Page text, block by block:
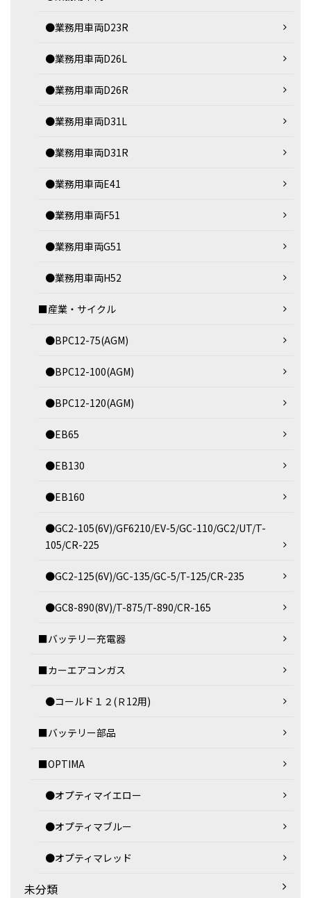
●業務用車両D23R
●業務用車両D26L
●業務用車両D26R
●業務用車両D31L
●業務用車両D31R
●業務用車両E41
●業務用車両F51
●業務用車両G51
●業務用車両H52
■産業・サイクル
●BPC12-75(AGM)
●BPC12-100(AGM)
●BPC12-120(AGM)
●EB65
●EB130
●EB160
●GC2-105(6V)/GF6210/EV-5/GC-110/GC2/UT/T-
105/CR-225
●GC2-125(6V)/GC-135/GC-5/T-125/CR-235
●GC8-890(8V)/T-875/T-890/CR-165
■バッテリー充電器
■カーエアコンガス
●コールド１２(Ｒ12用)
■バッテリー部品
■OPTIMA
●オプティマイエロー
●オプティマブルー
●オプティマレッド
未分類